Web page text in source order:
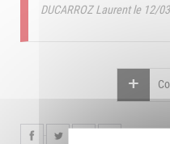
DUCARROZ Laurent le 12/